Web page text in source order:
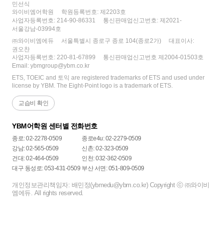
민선식
와이비엠어학원
학원등록번호: 제2203호
사업자등록번호: 214-90-86331
통신판매업신고번호: 제2021-
서울강남-03994호
㈜와이비엠에듀
서울특별시 종로구 종로 104(종로2가)
대표이사:
권오찬
사업자등록번호: 220-81-67899
통신판매업신고번호 제2004-01503호
Email: ybmgroup@ybm.co.kr
ETS, TOEIC and 토익 are registered trademarks of ETS and used under
license by YBM. The Eight-Point logo is a trademark of ETS.
교습비 확인
YBM어학원 센터별 전화번호
종로: 02-2278-0509
종로e4u: 02-2279-0509
강남: 02-565-0509
신촌: 02-323-0509
건대: 02-464-0509
인천: 032-362-0509
대구 동성로: 053-431-0509 부산 서면: 051-809-0509
개인정보관리책임자: 배민정(ybmedu@ybm.co.kr) Copyright ⓒ ㈜와이비
엠에듀. All rights reserved.